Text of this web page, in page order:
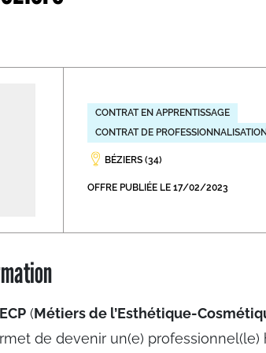
CONTRAT EN APPRENTISSAGE
CONTRAT DE
BÉZIERS (34)
OFFRE PUBLIÉE LE 17/02/2023
(Métiers de l’Esthétique-
de devenir un(e)